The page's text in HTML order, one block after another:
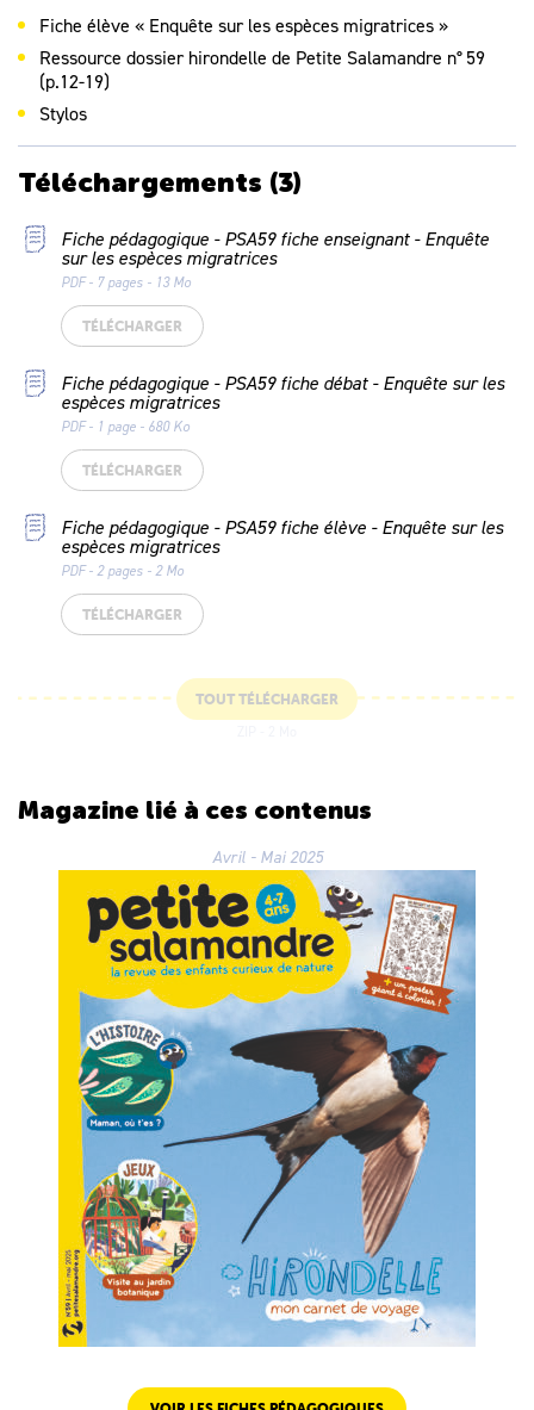
écouter autrui, formuler et apprendre à justifier un point de vue.
Fiche élève « Enquête sur les espèces migratrices »
Ressource dossier hirondelle de Petite Salamandre n° 59
(p.12-19)
Stylos
Téléchargements (3)
Fiche pédagogique - PSA59 fiche enseignant - Enquête
sur les espèces migratrices
PDF - 7 pages - 13 Mo
TÉLÉCHARGER
Fiche pédagogique - PSA59 fiche débat - Enquête sur les
espèces migratrices
PDF - 1 page - 680 Ko
TÉLÉCHARGER
Fiche pédagogique - PSA59 fiche élève - Enquête sur les
espèces migratrices
PDF - 2 pages - 2 Mo
TÉLÉCHARGER
TOUT TÉLÉCHARGER
Magazine lié à ces contenus
Avril - Mai 2025